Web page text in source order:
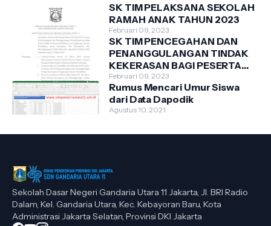
SK TIM PELAKSANA SEKOLAH
RAMAH ANAK TAHUN 2023
Februari 09, 2023
SK TIM PENCEGAHAN DAN
PENANGGULANGAN TINDAK
KEKERASAN BAGI PESERTA
DIDIK DI SDN GANDARIA
UTARA 11 TAHUN 2023
Februari 09, 2023
Rumus Mencari Umur Siswa
dari Data Dapodik
Agustus 10, 2021
Sekolah Dasar Negeri Gandaria Utara 11 Jakarta, Jl. BRI Radio
Dalam, Kel. Gandaria Utara, Kec. Kebayoran Baru, Kota
Administrasi Jakarta Selatan, Provinsi DKI Jakarta